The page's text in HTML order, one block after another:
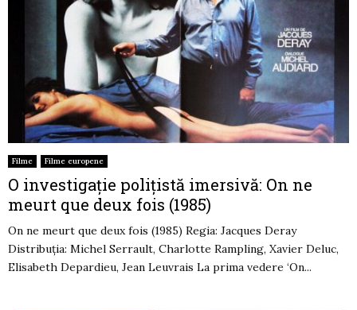
Filme Filme europene
O investigație polițistă imersivă: On ne
meurt que deux fois (1985)
On ne meurt que deux fois (1985) Regia: Jacques Deray
Distribuția: Michel Serrault, Charlotte Rampling, Xavier Deluc,
Elisabeth Depardieu, Jean Leuvrais La prima vedere ‘On...